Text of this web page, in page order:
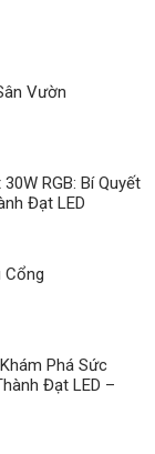
Vườn
RGB: Bí Quyết
Đạt LED
Cổng
Phá Sức
Đạt LED –